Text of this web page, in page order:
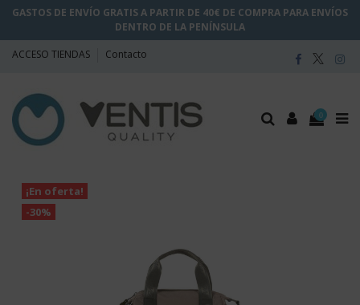
GASTOS DE ENVÍO GRATIS A PARTIR DE 40€ DE COMPRA PARA ENVÍOS
DENTRO DE LA PENÍNSULA
ACCESO TIENDAS Contacto
0
¡En oferta!
-30%